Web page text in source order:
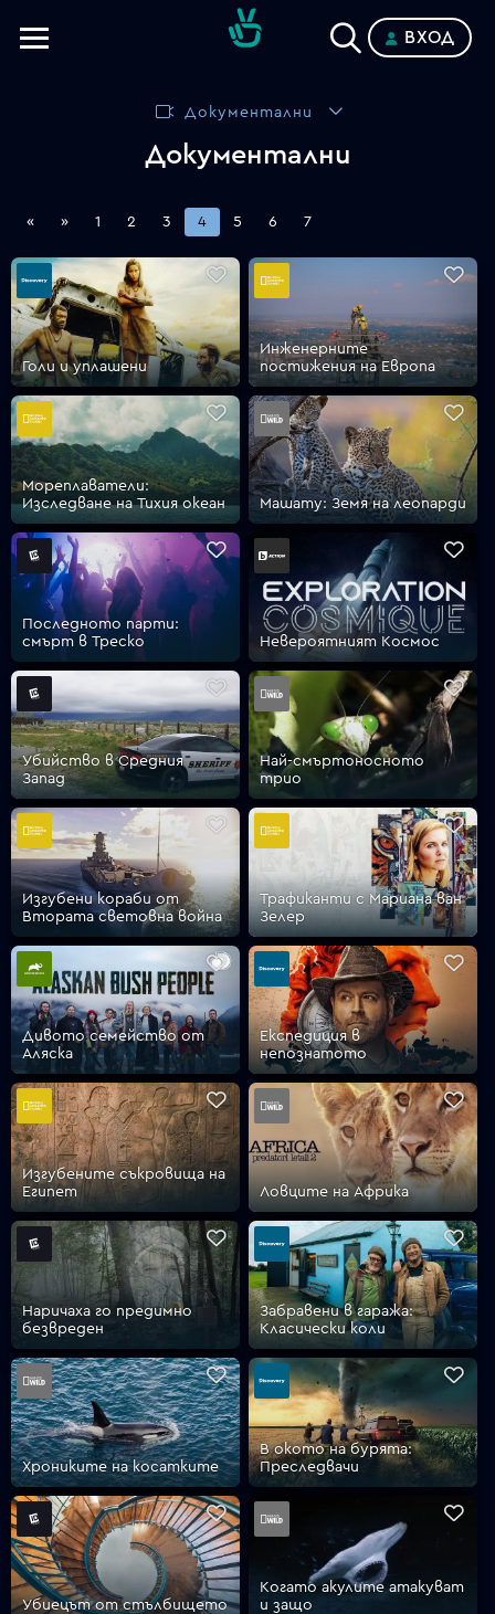
VOYO
ВХОД
Документални
Документални
« » 1 2 3 4 5 6 7
Голи и уплашени
Инженерните
постижения на Европа
Мореплаватели:
Изследване на Тихия океан
Машату: Земя на леопарди
Последното парти:
смърт в Треско
Невероятният Космос
Убийство в Средния
Запад
Най-смъртоносното
трио
Изгубени кораби от
Втората световна война
Трафиканти с Мариана ван
Зелер
Дивото семейство от
Аляска
Експедиция в
непознатото
Изгубените съкровища на
Египет
Ловците на Африка
Наричаха го предимно
безвреден
Забравени в гаража:
Класически коли
Хрониките на косатките
В окото на бурята:
Преследвачи
Убиецът от стълбището
Когато акулите атакуват
и защо